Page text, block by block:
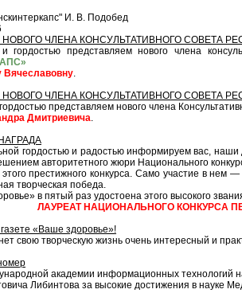
И. В. Подобед
ЧЛЕНА КОНСУЛЬТАТИВНОГО СОВЕТА
пред­став­ляем нового члена
.
ЧЛЕНА КОНСУЛЬТАТИВНОГО СОВЕТА
представляем нового члена
Дми­три­е­ви­ча.
гордостью и ра­достью информируем вас,
ав­то­ри­тет­но­го жю­ри На­ци­о­наль­но­го
прес­тиж­но­го кон­кур­са. Са­мо учас­тие в
твор­чес­кая по­бе­да.
в пятый раз удостоена этого высокого
ЛАУРЕАТ НАЦИОНАЛЬНОГО КОНКУРСА
газете «Ваше здоровье»!
свою творческую жизнь очень интересный и
академии информационных технологий
Либинтова за высокие достижения в науке